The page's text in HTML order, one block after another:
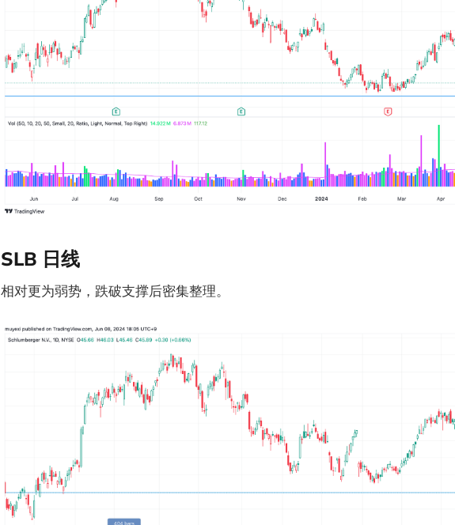
SLB 日线
相对更为弱势，跌破支撑后密集整理。